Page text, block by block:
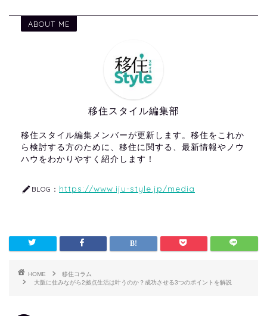
ABOUT ME
移住スタイル編集部
移住スタイル編集メンバーが更新します。移住をこれか
ら検討する方のために、移住に関する、最新情報やノウ
ハウをわかりやすく紹介します！
BLOG： https://www.iju-style.jp/media
HOME
移住コラム
大阪に住みながら2拠点生活は叶うのか？成功させる3つのポイントを解説